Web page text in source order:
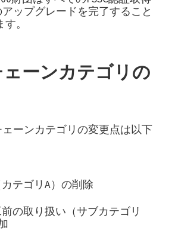
アップグレードを完了すること
。
ーンカテゴリの
ェーンカテゴリの変更点は以下
テゴリA）の削除
の取り扱い（サブカテゴリ